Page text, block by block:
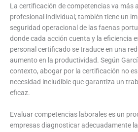
La certificación de competencias va más
profesional individual; también tiene un
seguridad operacional de las faenas
donde cada acción cuenta y la eficiencia
personal certificado se traduce en una
aumento en la productividad. Según
contexto, abogar por la certificación no
necesidad ineludible que garantiza un
eficaz.
Evaluar competencias laborales es un
empresas diagnosticar adecuadamente